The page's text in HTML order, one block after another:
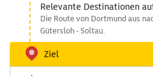
Relevante Destinationen
Die Route von Dortmund aus
Gütersloh - Soltau.
Ziel